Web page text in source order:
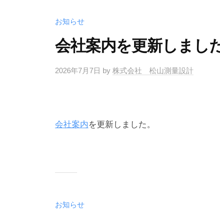
の
パ
ー
お知らせ
会社案内を更新しまし
2026年7月7日 by 株式会社 松山測量設計
会社案内を更新しました。
お知らせ